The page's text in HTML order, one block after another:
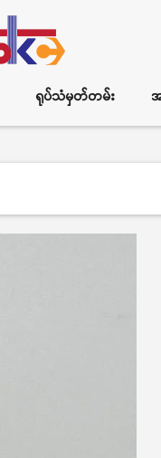
ရုပ်သံမှတ်တမ်း